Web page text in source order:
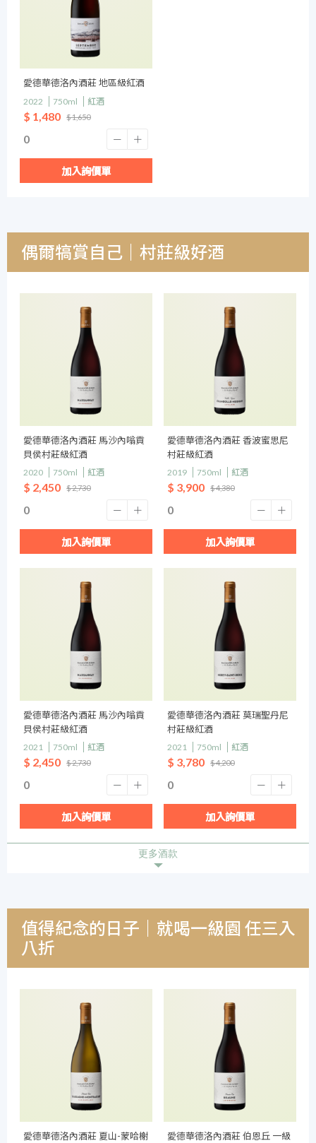
愛德華德洛內酒莊 地區級紅酒
2022 750ml 紅酒
$ 1,480 $ 1,650
加入詢價單
偶爾犒賞自己｜村莊級好酒
愛德華德洛內酒莊 馬沙內嗡貢
貝侯村莊級紅酒
2020 750ml 紅酒
$ 2,450 $ 2,730
加入詢價單
愛德華德洛內酒莊 香波蜜思尼
村莊級紅酒
2019 750ml 紅酒
$ 3,900 $ 4,380
加入詢價單
愛德華德洛內酒莊 馬沙內嗡貢
貝侯村莊級紅酒
2021 750ml 紅酒
$ 2,450 $ 2,730
加入詢價單
愛德華德洛內酒莊 莫瑞聖丹尼
村莊級紅酒
2021 750ml 紅酒
$ 3,780 $ 4,200
加入詢價單
更多酒款
值得紀念的日子｜就喝一級園 任三入
八折
愛德華德洛內酒莊 夏山-蒙哈榭
愛德華德洛內酒莊 伯恩丘 一級